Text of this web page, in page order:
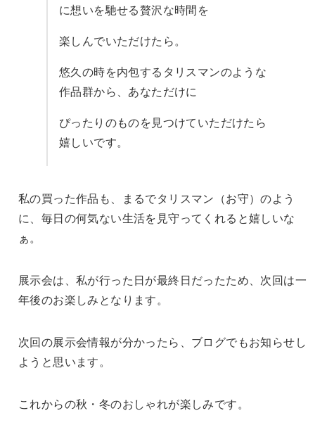
に想いを馳せる贅沢な時間を
楽しんでいただけたら。
悠久の時を内包するタリスマンのような
作品群から、あなただけに
ぴったりのものを見つけていただけたら
嬉しいです。
私の買った作品も、まるでタリスマン（お守）のよう
に、毎日の何気ない生活を見守ってくれると嬉しいな
ぁ。
展示会は、私が行った日が最終日だったため、次回は一
年後のお楽しみとなります。
次回の展示会情報が分かったら、ブログでもお知らせし
ようと思います。
これからの秋・冬のおしゃれが楽しみです。